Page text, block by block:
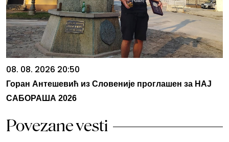
08. 08. 2026 20:50
Горан Антешевић из Словеније проглашен за НАЈ
САБОРАША 2026
Povezane vesti